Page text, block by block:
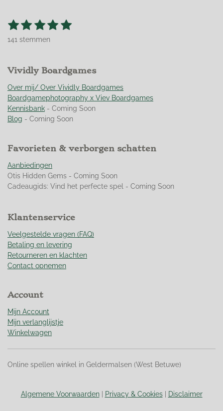
R
n
:
4
.
9
3
5
4
6
9
9
1
s
t
r
e
n
1
s
r
2
s
r
r
e
n
3
s
r
r
e
n
4
s
r
r
e
n
5
r
r
e
n
S
n
141 stemmen
Vividly Boardgames
Over mij/ Over Vividly Boardgames
Boardgamephotography x Viev Boardgames
Kennisbank - Coming Soon
Blog - Coming Soon
Favorieten & verborgen schatten
Aanbiedingen
Otis Hidden Gems - Coming Soon
Cadeaugids: Vind het perfecte spel - Coming Soon
Klantenservice
Veelgestelde vragen (FAQ)
Betaling en levering
Retourneren en klachten
Contact opnemen
Account
Mijn Account
Mijn verlanglijstje
Winkelwagen
Online spellen winkel in Geldermalsen (West Betuwe)
Algemene Voorwaarden| Privacy & Cookies| Disclaimer